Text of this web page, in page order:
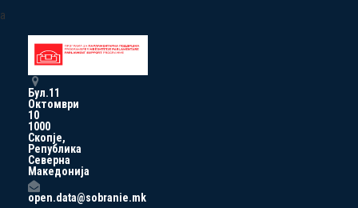
a
Бул.11
Октомври
10
1000
Скопје,
Република
Северна
Македонија
open.data@sobranie.mk